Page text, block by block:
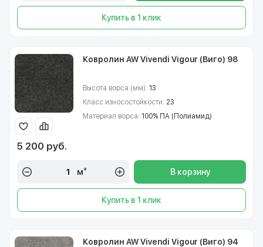
Купить в 1 клик
Ковролин AW Vivendi Vigour (Виго) 98
Высота ворса (мм): 13
Класс износостойкости: 23
Материал ворса: 100% ПА (Полиамид)
5 200 руб.
м² В корзину
Купить в 1 клик
Ковролин AW Vivendi Vigour (Виго) 94